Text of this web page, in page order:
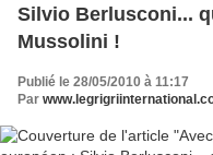
Silvio Berlusconi...
Mussolini !
Publié le 28/05/2010 à 11:17
Par